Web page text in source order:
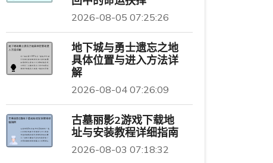
2026-08-05 07:25:26
地下城与勇士遗忘之地
具体位置与进入方法详
解
2026-08-04 07:26:09
古墓丽影2游戏下载地
址与安装教程详细指南
2026-08-03 07:18:32